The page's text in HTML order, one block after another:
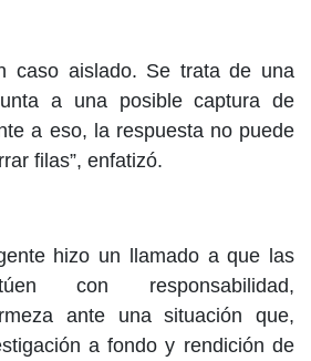
caso aislado. Se trata de una
a una posible captura de
a eso, la respuesta no puede
filas”, enfatizó.
hizo un llamado a que las
con responsabilidad,
ante una situación que,
a fondo y rendición de